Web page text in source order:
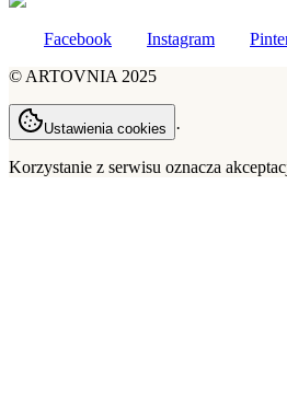
Facebook Instagram
© ARTOVNIA 2025
Ustawienia cookies ·
Korzystanie z serwisu oznacza